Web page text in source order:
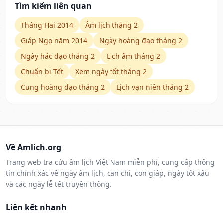
Tìm kiếm liên quan
Tháng Hai 2014
Âm lịch tháng 2
Giáp Ngọ năm 2014
Ngày hoàng đạo tháng 2
Ngày hắc đạo tháng 2
Lịch âm tháng 2
Chuẩn bị Tết
Xem ngày tốt tháng 2
Cung hoàng đạo tháng 2
Lịch vạn niên tháng 2
Về Amlich.org
Trang web tra cứu âm lịch Việt Nam miễn phí, cung cấp thông
tin chính xác về ngày âm lịch, can chi, con giáp, ngày tốt xấu
và các ngày lễ tết truyền thống.
Liên kết nhanh